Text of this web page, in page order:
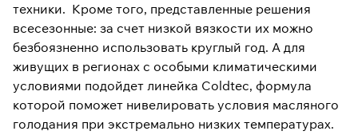
техники. Кроме того, представленные решения
всесезонные: за счет низкой вязкости их можно
безбоязненно использовать круглый год. А для
живущих в регионах с особыми климатическими
условиями подойдет линейка Coldtec, формула
которой поможет нивелировать условия масляного
голодания при экстремально низких температурах.